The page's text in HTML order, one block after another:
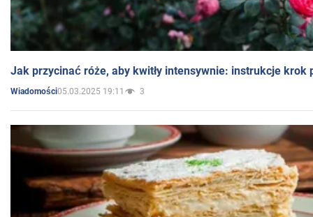
Jak przycinać róże, aby kwitły intensywnie: instrukcje krok
Wiadomości05.03.2025 19:11 3